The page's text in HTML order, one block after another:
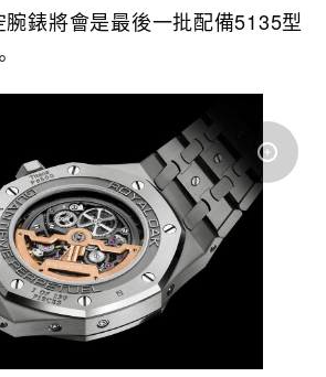
腕錶將會是最後一批配備5135型